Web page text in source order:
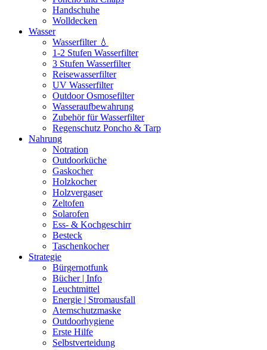
Handschuhe
Wolldecken
Wasser
Wasserfilter 💧
1-2 Stufen Wasserfilter
3 Stufen Wasserfilter
Reisewasserfilter
UV Wasserfilter
Outdoor Osmosefilter
Wasseraufbewahrung
Zubehör für Wasserfilter
Regenschutz Poncho & Tarp
Nahrung
Notration
Outdoorküche
Gaskocher
Holzkocher
Holzvergaser
Zeltofen
Solarofen
Ess- & Kochgeschirr
Besteck
Taschenkocher
Strategie
Bürgernotfunk
Bücher | Info
Leuchtmittel
Energie | Stromausfall
Atemschutzmaske
Outdoorhygiene
Erste Hilfe
Selbstverteidung